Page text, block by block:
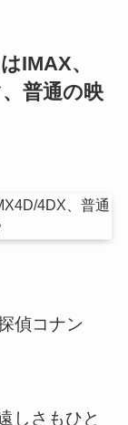
IMAX、
普通の映
偵コナン
しさもひと